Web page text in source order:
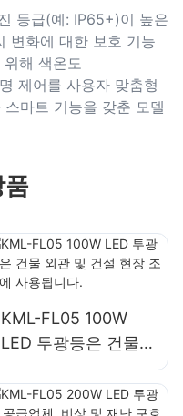
등급(예: IP65+)이 높은
변화에 대한 보호 기능
해 색온도
제어를 사용자 맞춤형
마트 기능을 갖춘 모델
KML-FL05 100W
LED 투광등은 건물
외관 및 건설 현장 조
명에 사용됩니다.